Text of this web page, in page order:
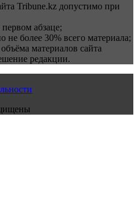
Tribune.kz допустимо при
абзаце;
более 30% всего материала;
материалов сайта
редакции.